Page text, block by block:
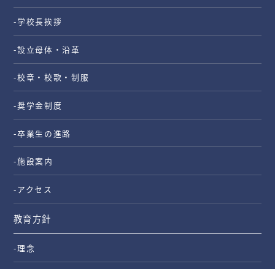
-学校長挨拶
-設立母体・沿革
-校章・校歌・制服
-奨学金制度
-卒業生の進路
-施設案内
-アクセス
教育方針
-理念